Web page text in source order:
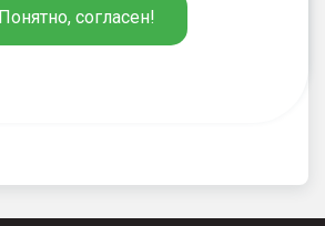
Ульянова Н.С.
220
Понятно, согласен!